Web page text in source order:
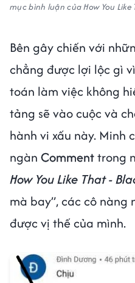
mục bình luận của How You
Bên gây chiến với
chẳng được lợi lộc gì
toán làm việc không
tảng sẽ vào cuộc và
hành vi xấu này. Minh
ngàn Commenttrong
How You Like That -
mà bay”, các cô nàng
được vị thế của mình.